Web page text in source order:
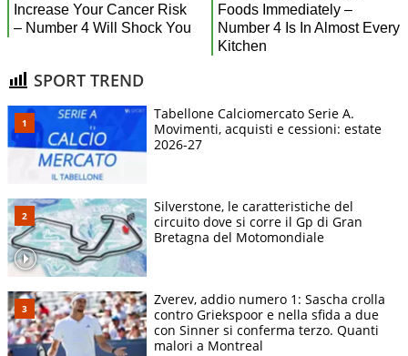
SPORT TREND
Tabellone Calciomercato Serie A.
Movimenti, acquisti e cessioni: estate
2026-27
Silverstone, le caratteristiche del
circuito dove si corre il Gp di Gran
Bretagna del Motomondiale
Zverev, addio numero 1: Sascha crolla
contro Griekspoor e nella sfida a due
con Sinner si conferma terzo. Quanti
malori a Montreal